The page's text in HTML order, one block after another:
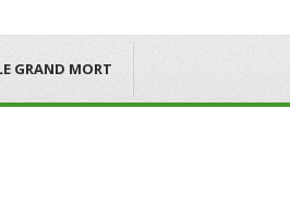
GRAND MORT